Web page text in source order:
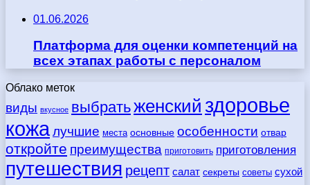
01.06.2026
Платформа для оценки компетенций на
всех этапах работы с персоналом
Облако меток
виды вкусное выбратьженский здоровье
кожалучшие места основные особенности отвар
откройте преимущества приготовить приготовления
путешествия рецепт салат секреты советы сухой